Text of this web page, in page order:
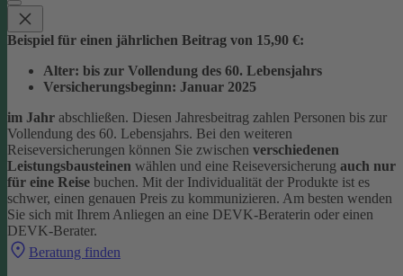
Beispiel für einen jährlichen Beitrag von 15,90 €:
Alter: bis zur Vollendung des 60. Lebensjahrs
Versicherungsbeginn: Januar 2025
im Jahr abschließen. Diesen Jahresbeitrag zahlen Personen bis zur
Vollendung des 60. Lebensjahrs. Bei den weiteren
Reiseversicherungen können Sie zwischen verschiedenen
Leistungsbausteinen wählen und eine Reiseversicherung auch nur
für eine Reise buchen. Mit der Individualität der Produkte ist es
schwer, einen genauen Preis zu kommunizieren. Am besten wenden
Sie sich mit Ihrem Anliegen an eine DEVK-Beraterin oder einen
DEVK-Berater.
Beratung finden